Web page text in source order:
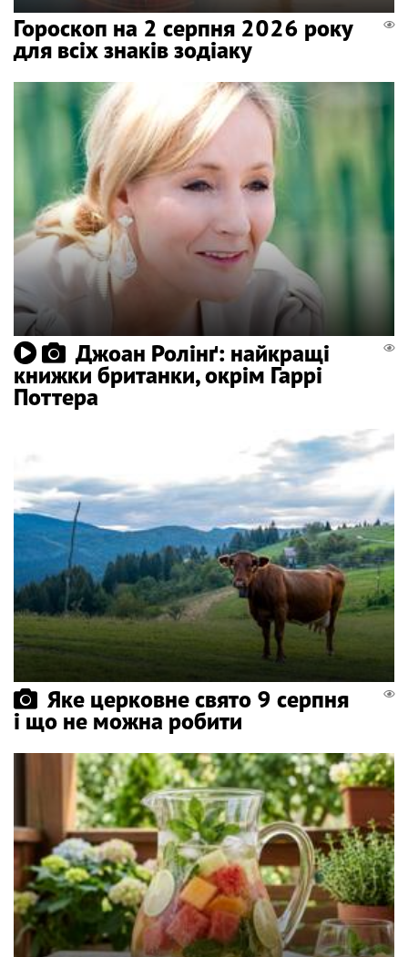
Гороскоп на 2 серпня 2026 року
для всіх знаків зодіаку
Джоан Ролінґ: найкращі
книжки британки, окрім Гаррі
Поттера
Яке церковне свято 9 серпня
і що не можна робити